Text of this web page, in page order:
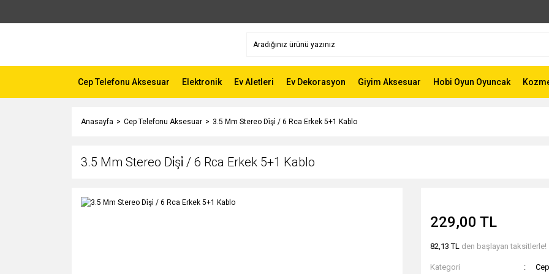
Cep Telefonu Aksesuar Elektronik Ev Aletleri Ev Dekorasyon Giyim Aksesuar Hobi Oyun Oyuncak
Anasayfa Cep Telefonu Aksesuar 3.5 Mm Stereo Di̇şi̇ / 6 Rca Erkek 5+1 Kablo
3.5 Mm Stereo Di̇şi̇ / 6 Rca Erkek 5+1 Kablo
229,00 TL
82,13 TL den başlayan taksitlerle!
Kategori